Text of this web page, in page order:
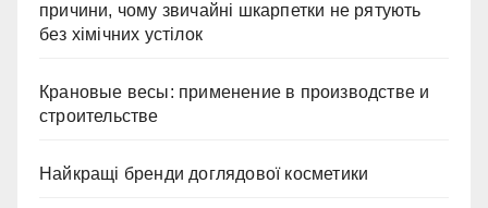
причини, чому звичайні шкарпетки не рятують
без хімічних устілок
Крановые весы: применение в производстве и
строительстве
Найкращі бренди доглядової косметики